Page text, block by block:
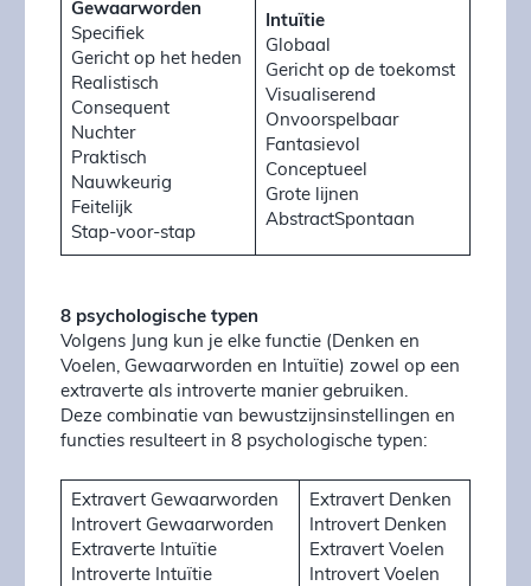
Gewaarworden
Specifiek
Gericht op het heden
Realistisch
Consequent
Nuchter
Praktisch
Nauwkeurig
Feitelijk
Stap-voor-stap
Intuïtie
Globaal
Gericht op de toekomst
Visualiserend
Onvoorspelbaar
Fantasievol
Conceptueel
Grote lijnen
AbstractSpontaan
8 psychologische typen
Volgens Jung kun je elke functie (Denken en
Voelen, Gewaarworden en Intuïtie) zowel op een
extraverte als introverte manier gebruiken.
Deze combinatie van bewustzijnsinstellingen en
functies resulteert in 8 psychologische typen:
Extravert Gewaarworden
Introvert Gewaarworden
Extraverte Intuïtie
Introverte Intuïtie
Extravert Denken
Introvert Denken
Extravert Voelen
Introvert Voelen